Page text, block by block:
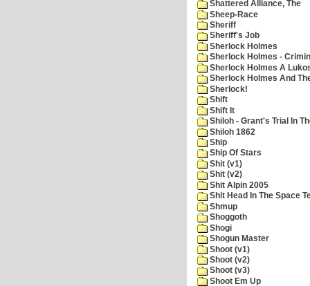
Shattered Alliance, The
Sheep-Race
Sheriff
Sheriff's Job
Sherlock Holmes
Sherlock Holmes -
Sherlock Holmes A
Sherlock Holmes And
Sherlock!
Shift
Shift It
Shiloh - Grant's Trial In
Shiloh 1862
Ship
Ship Of Stars
Shit (v1)
Shit (v2)
Shit Alpin 2005
Shit Head In The Space
Shmup
Shoggoth
Shogi
Shogun Master
Shoot (v1)
Shoot (v2)
Shoot (v3)
Shoot Em Up